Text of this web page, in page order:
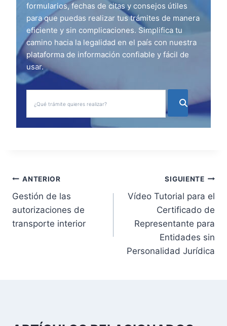
formularios, fechas de citas y consejos útiles
para que puedas realizar tus trámites de manera
eficiente y sin complicaciones. Simplifica tu
camino hacia la legalidad en el país con nuestra
plataforma de información confiable y fácil de
usar.
N
a
v
ANTERIOR
Gestión de las
autorizaciones de
transporte interior
SIGUIENTE
Vídeo Tutorial para el
Certificado de
Representante para
Entidades sin
Personalidad Jurídica